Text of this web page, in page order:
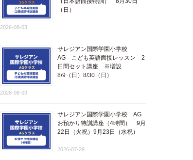
（日）
2026-08-03
サレジアン国際学園小学校
AG こども英語面接レッスン 2
日間セット講座 ※増設
8/9（日）8/30（日）
2026-08-03
サレジアン国際学園小学校 AG
お預かり特訓講座（4時間） 9月
22日（火祝）9月23日（水祝）
2026-07-29